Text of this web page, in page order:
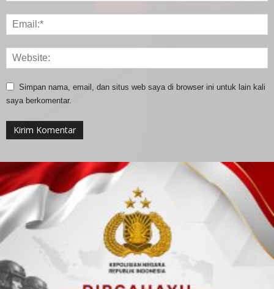
Simpan nama, email, dan situs web saya di browser ini untuk lain kali
saya berkomentar.